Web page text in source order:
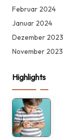
Februar 2024
Januar 2024
Dezember 2023
November 2023
Highlights